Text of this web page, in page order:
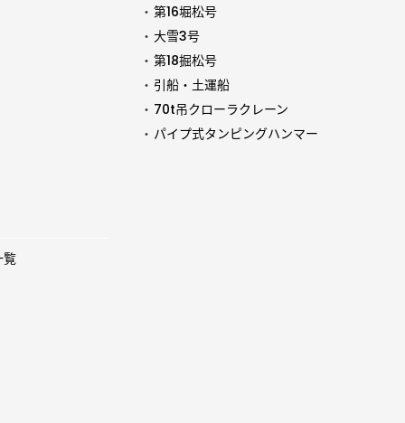
第16堀松号
大雪3号
第18掘松号
引船・土運船
70t吊クローラクレーン
パイプ式タンピングハンマー
覧